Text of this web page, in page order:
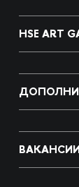
HSE ART